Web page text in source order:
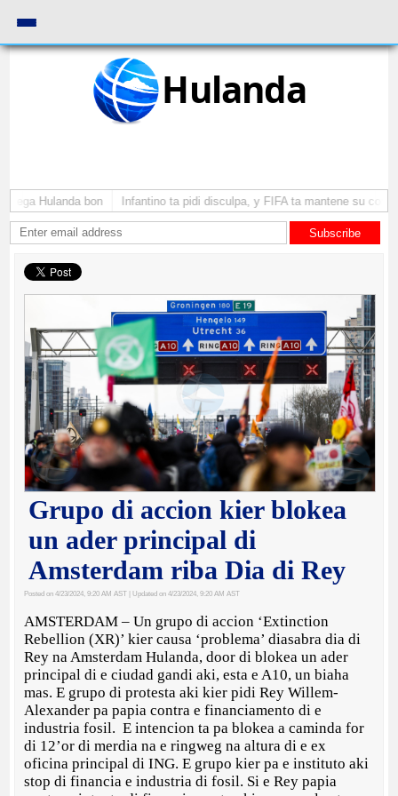
Hulanda
Hulanda bon Infantino ta pidi disculpa, y FIFA ta mantene su como
Subscribe
Grupo di accion kier blokea
un ader principal di
Amsterdam riba Dia di Rey
Posted on 4/23/2024, 9:20 AM AST | Updated on 4/23/2024, 9:20 AM AST
AMSTERDAM – Un grupo di accion ‘Extinction
Rebellion (XR)’ kier causa ‘problema’ diasabra dia di
Rey na Amsterdam Hulanda, door di blokea un ader
principal di e ciudad gandi aki, esta e A10, un biaha
mas. E grupo di protesta aki kier pidi Rey Willem-
Alexander pa papia contra e financiamento di e
industria fosil. E intencion ta pa blokea a caminda for
di 12’or di merdia na e ringweg na altura di e ex
oficina principal di ING. E grupo kier pa e instituto aki
stop di financia e industria di fosil. Si e Rey papia